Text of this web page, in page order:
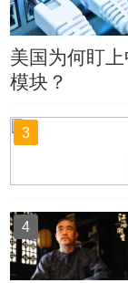
美国为何盯
模块？
3
4